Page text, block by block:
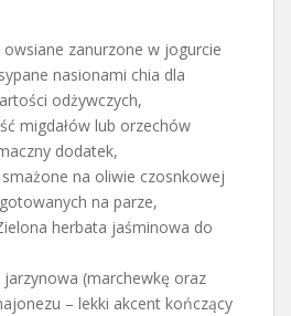
owsiane zanurzone w jogurcie
nasionami chia dla
odżywczych,
migdałów lub orzechów
dodatek,
na oliwie czosnkowej
na parze,
herbata jaśminowa do
jarzynowa (marchewkę oraz
– lekki akcent kończący